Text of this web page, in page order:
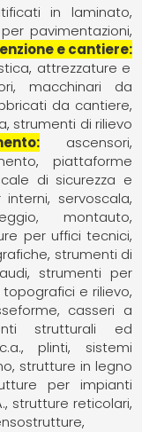
in laminato
pavimentazioni
e cantiere
attrezzature e
macchinari da
da cantiere
strumenti di rilievo
ascensori
piattaforme
di sicurezza e
interni
servoscala
montauto
per uffici tecnici
strumenti di
strumenti per
e rilievo
casseri a
strutturali ed
plinti
sistemi
strutture in legno
per impianti
strutture reticolari